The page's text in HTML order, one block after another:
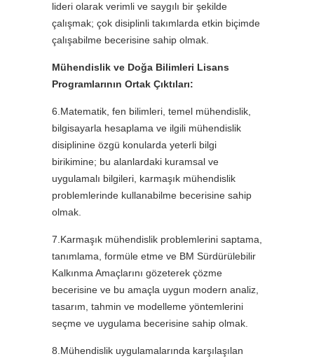
lideri olarak verimli ve saygılı bir şekilde
çalışmak; çok disiplinli takımlarda etkin biçimde
çalışabilme becerisine sahip olmak.
Mühendislik ve Doğa Bilimleri Lisans
Programlarının Ortak Çıktıları:
6.Matematik, fen bilimleri, temel mühendislik,
bilgisayarla hesaplama ve ilgili mühendislik
disiplinine özgü konularda yeterli bilgi
birikimine; bu alanlardaki kuramsal ve
uygulamalı bilgileri, karmaşık mühendislik
problemlerinde kullanabilme becerisine sahip
olmak.
7.Karmaşık mühendislik problemlerini saptama,
tanımlama, formüle etme ve BM Sürdürülebilir
Kalkınma Amaçlarını gözeterek çözme
becerisine ve bu amaçla uygun modern analiz,
tasarım, tahmin ve modelleme yöntemlerini
seçme ve uygulama becerisine sahip olmak.
8.Mühendislik uygulamalarında karşılaşılan